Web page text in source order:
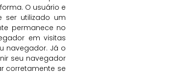
O usuário e
utilizado um
permanece no
em visitas
navegador. Já o
seu navegador
corretamente se